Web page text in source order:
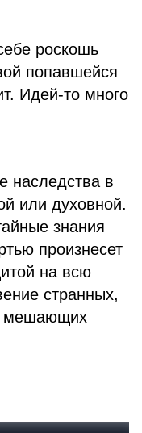
роскошь
попавшейся
Идей-то много
наследства в
или духовной.
знания
произнесет
на всю
странных,
мешающих